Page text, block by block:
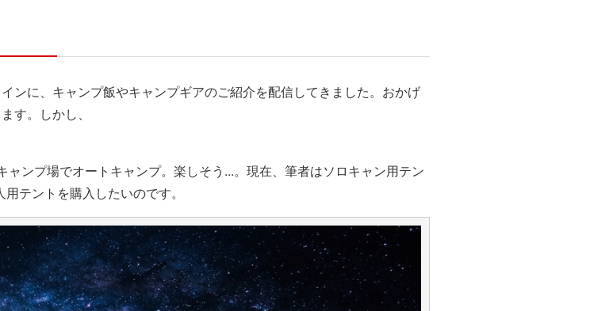
ンに、キャンプ飯やキャンプギアのご紹介を配信してきました。おかげ
す。しかし、
ンプ場でオートキャンプ。楽しそう...。現在、筆者はソロキャン用テン
テントを購入したいのです。